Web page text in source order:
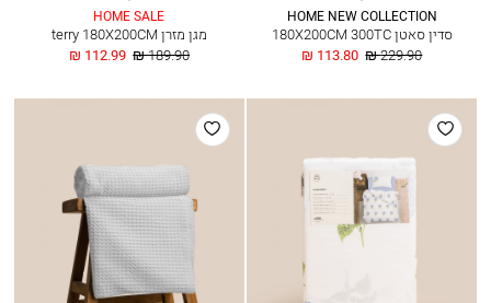
HOME NEW COLLECTION
סדין סאטן 180X200CM 300TC
החל
113.80 ₪ מחיר
229.90 ₪
HOME SALE
מגן מזרן terry 180X200CM
החל
112.99 ₪ מחיר
189.90 ₪
הוסף
למועדפים
הוסף
למועדפים